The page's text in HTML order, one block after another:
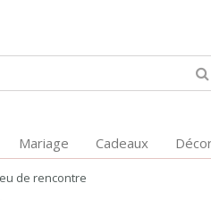
Mariage Cadeaux
de rencontre